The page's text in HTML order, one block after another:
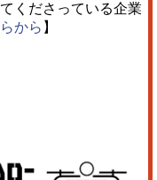
くださっている企業
から 】